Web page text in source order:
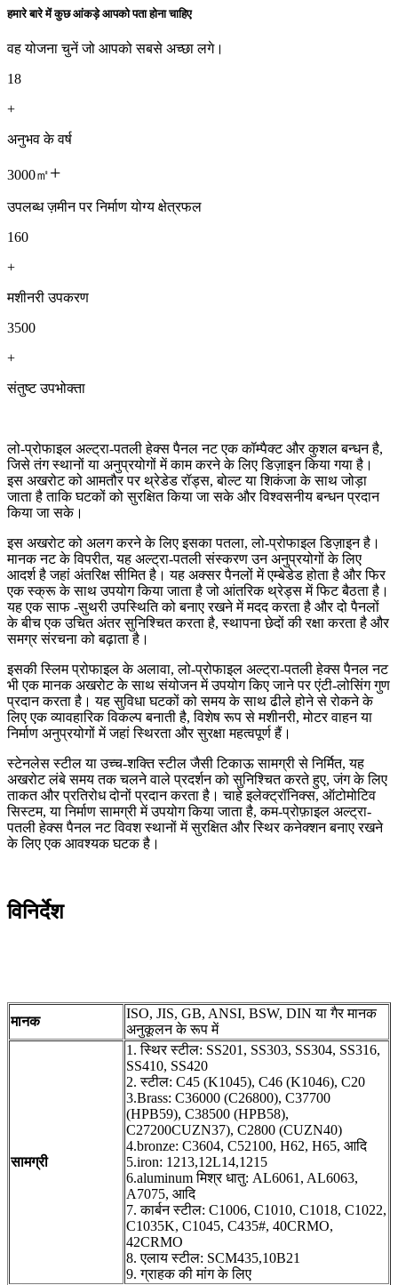
हमारे बारे में कुछ आंकड़े आपको पता होना चाहिए
वह योजना चुनें जो आपको सबसे अच्छा लगे।
18
+
अनुभव के वर्ष
3000㎡+
उपलब्ध ज़मीन पर निर्माण योग्य क्षेत्रफल
160
+
मशीनरी उपकरण
3500
+
संतुष्ट उपभोक्ता
लो-प्रोफाइल अल्ट्रा-पतली हेक्स पैनल नट एक कॉम्पैक्ट और कुशल बन्धन है,
जिसे तंग स्थानों या अनुप्रयोगों में काम करने के लिए डिज़ाइन किया गया है।
इस अखरोट को आमतौर पर थ्रेडेड रॉड्स, बोल्ट या शिकंजा के साथ जोड़ा
जाता है ताकि घटकों को सुरक्षित किया जा सके और विश्वसनीय बन्धन प्रदान
किया जा सके।
इस अखरोट को अलग करने के लिए इसका पतला, लो-प्रोफाइल डिज़ाइन है।
मानक नट के विपरीत, यह अल्ट्रा-पतली संस्करण उन अनुप्रयोगों के लिए
आदर्श है जहां अंतरिक्ष सीमित है। यह अक्सर पैनलों में एम्बेडेड होता है और फिर
एक स्क्रू के साथ उपयोग किया जाता है जो आंतरिक थ्रेड्स में फिट बैठता है।
यह एक साफ -सुथरी उपस्थिति को बनाए रखने में मदद करता है और दो पैनलों
के बीच एक उचित अंतर सुनिश्चित करता है, स्थापना छेदों की रक्षा करता है और
समग्र संरचना को बढ़ाता है।
इसकी स्लिम प्रोफाइल के अलावा, लो-प्रोफाइल अल्ट्रा-पतली हेक्स पैनल नट
भी एक मानक अखरोट के साथ संयोजन में उपयोग किए जाने पर एंटी-लोसिंग गुण
प्रदान करता है। यह सुविधा घटकों को समय के साथ ढीले होने से रोकने के
लिए एक व्यावहारिक विकल्प बनाती है, विशेष रूप से मशीनरी, मोटर वाहन या
निर्माण अनुप्रयोगों में जहां स्थिरता और सुरक्षा महत्वपूर्ण हैं।
स्टेनलेस स्टील या उच्च-शक्ति स्टील जैसी टिकाऊ सामग्री से निर्मित, यह
अखरोट लंबे समय तक चलने वाले प्रदर्शन को सुनिश्चित करते हुए, जंग के लिए
ताकत और प्रतिरोध दोनों प्रदान करता है। चाहे इलेक्ट्रॉनिक्स, ऑटोमोटिव
सिस्टम, या निर्माण सामग्री में उपयोग किया जाता है, कम-प्रोफ़ाइल अल्ट्रा-
पतली हेक्स पैनल नट विवश स्थानों में सुरक्षित और स्थिर कनेक्शन बनाए रखने
के लिए एक आवश्यक घटक है।
विनिर्देश
मानक
ISO, JIS, GB, ANSI, BSW, DIN या गैर मानक
अनुकूलन के रूप में
सामग्री
1. स्थिर स्टील: SS201, SS303, SS304, SS316,
SS410, SS420
2. स्टील: C45 (K1045), C46 (K1046), C20
3.Brass: C36000 (C26800), C37700
(HPB59), C38500 (HPB58),
C27200CUZN37), C2800 (CUZN40)
4.bronze: C3604, C52100, H62, H65, आदि
5.iron: 1213,12L14,1215
6.aluminum मिश्र धातु: AL6061, AL6063,
A7075, आदि
7. कार्बन स्टील: C1006, C1010, C1018, C1022,
C1035K, C1045, C435#, 40CRMO,
42CRMO
8. एलाय स्टील: SCM435,10B21
9. ग्राहक की मांग के लिए